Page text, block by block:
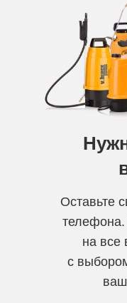
Оставьте
телефона.
на все
с